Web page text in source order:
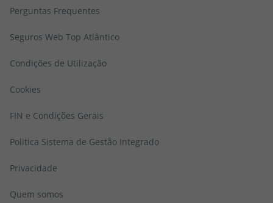
Perguntas Frequentes
Seguros Web Top Atlântico
Condições de Utilização
Cookies
FIN e Condições Gerais
Politica Sistema de Gestão Integrado
Privacidade
Quem somos